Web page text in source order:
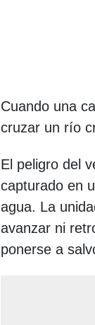
Cuando una
cruzar un río
El peligro del
capturado en
agua. La
avanzar ni
ponerse a